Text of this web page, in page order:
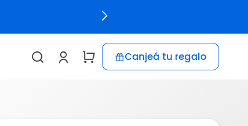
Canjeá tu regalo